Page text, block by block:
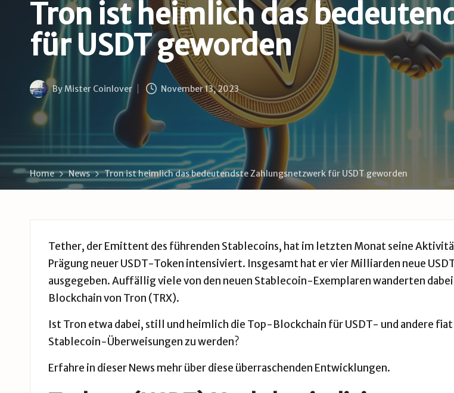
u
d
e
Tron ist heimlich das
für USDT geworden
Posted
by
By Mister Coinlover November 13, 2023
Home News Tron ist heimlich das bedeutendste Zahlungsnetzwerk für USDT geworden
Tether, der Emittent des führenden Stablecoins, hat im letzten Monat seine
Prägung neuer USDT-Token intensiviert. Insgesamt hat er vier Milliarden neue
ausgegeben. Auffällig viele von den neuen Stablecoin-Exemplaren wanderten dabei
Blockchain von Tron (TRX).
Ist Tron etwa dabei, still und heimlich die Top-Blockchain für USDT- und andere
Stablecoin-Überweisungen zu werden?
Erfahre in dieser News mehr über diese überraschenden Entwicklungen.